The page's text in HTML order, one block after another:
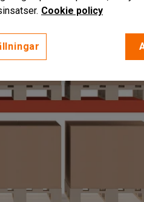
Cookie policy